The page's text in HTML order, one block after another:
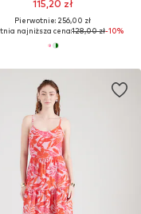
115,20 zł
Pierwotnie: 256,00 zł
najniższa cena:128,00 zł-10%